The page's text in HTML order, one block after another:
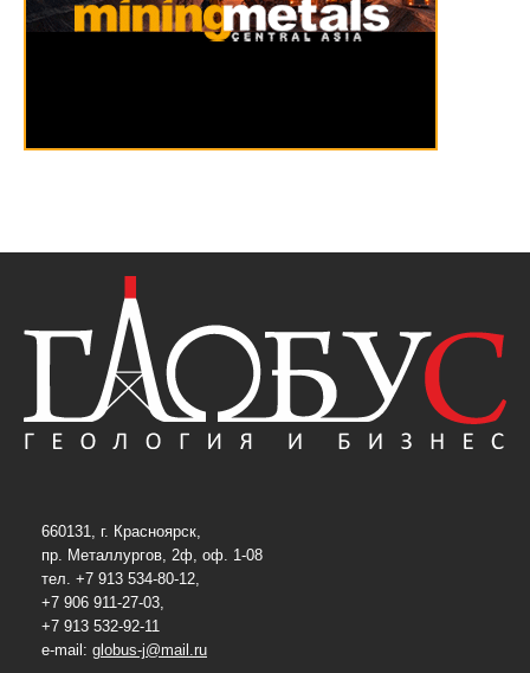
660131, г. Красноярск,
пр. Металлургов, 2ф, оф. 1-08
тел. +7 913 534-80-12,
+7 906 911-27-03,
+7 913 532-92-11
e-mail: globus-j@mail.ru